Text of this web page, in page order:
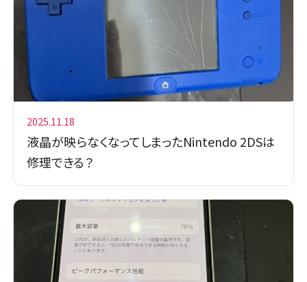
2025.11.18
液晶が映らなくなってしまったNintendo 2DSは
修理できる？